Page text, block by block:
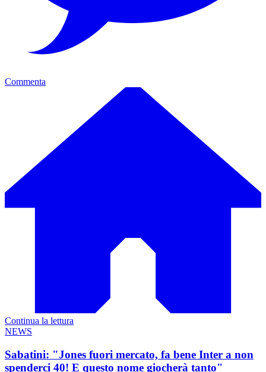
Commenta
Continua la lettura
NEWS
Sabatini: "Jones fuori mercato, fa bene Inter a non
spenderci 40! E questo nome giocherà tanto"